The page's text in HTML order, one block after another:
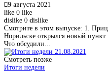
9 августа 2021
like 0 like
dislike 0 dislike
Смотрите в этом выпуске: 1.
Норильске открылся новый
Что обсудили...
Смотреть позже
Итоги недели